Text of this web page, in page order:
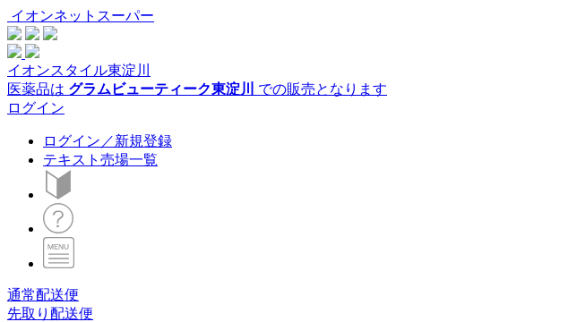
イオンネットスーパー
イオンスタイル東淀川
医薬品は グラムビューティーク東淀川
での販売となります
ログイン
ログイン／新規登録
テキスト売場一覧
通常配送便
先取り配送便